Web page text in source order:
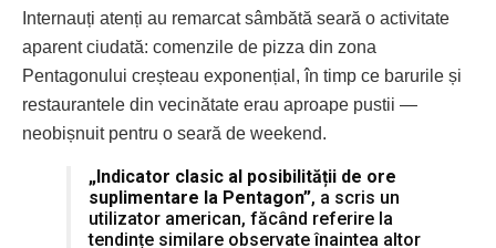
Internauți atenți au remarcat sâmbătă seară o activitate
aparent ciudată: comenzile de pizza din zona
Pentagonului creșteau exponențial, în timp ce barurile și
restaurantele din vecinătate erau aproape pustii —
neobișnuit pentru o seară de weekend.
„Indicator clasic al posibilității de ore
suplimentare la Pentagon”, a scris un
utilizator american, făcând referire la
tendințe similare observate înaintea altor